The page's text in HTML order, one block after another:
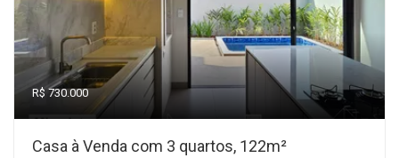
R$ 730.000
Casa à Venda com 3 quartos, 122m²